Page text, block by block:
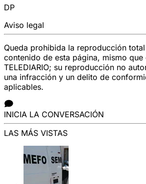
DP
Aviso legal
Queda prohibida la reproducción
contenido de esta página, mismo
TELEDIARIO; su reproducción no
una infracción y un delito de
aplicables.
INICIA LA CONVERSACIÓN
LAS MÁS VISTAS